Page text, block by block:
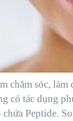
chăm sóc, làm
có tác dụng
chứa Peptide.